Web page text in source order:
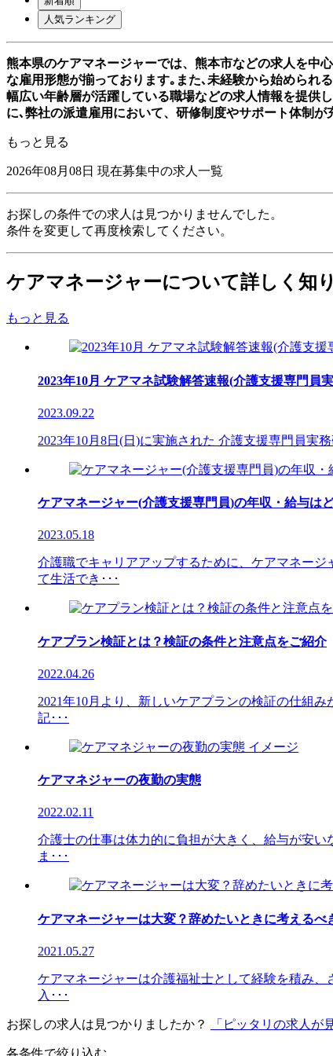
人気ランキング
熊本県のケアマネージャーでは、熊本市などの求人を中
な雇用形態が揃っております｡また､未経験から始められ
幅広い年齢層が活躍している職場などの求人情報を提供
に､弊社の派遣雇用において、研修制度やサポート体制
もっと見る
2026年08月08日 現在募集中の求人一覧
お探しの条件での求人は見つかりませんでした。
条件を変更して再度検索してください。
ケアマネージャーについて詳しく知
もっと見る
2023年10月 ケアマネ試験解答速報(介護支援専門員
2023.09.22
2023年10月8日(日)に実施された 介護支援専門員
ケアマネージャー(介護支援専門員)の年収・給与は
2023.05.18
介護職でキャリアアップするために、ケアマネー
て生活でき･･･
ケアプラン検証とは？検証の条件と注意点をご紹介
2022.04.26
2021年10月より、新しいケアプランの検証の仕組
記･･･
ケアマネジャーの夜勤の実態
2022.02.11
介護士の仕事は体力的に負担が大きく、給与が安
ま･･･
ケアマネージャーは大変？辞めたいときに考えるべ
2021.05.27
ケアマネージャーは介護福祉士として経験を積み
入･･･
お探しの求人は見つかりましたか？ 「ピッタリの求人が
各条件で絞り込む